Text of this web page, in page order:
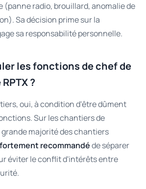
(panne radio, brouillard, anomalie de
Sa décision prime sur la
sa responsabilité personnelle.
les fonctions de chef de
?
oui, à condition d'être dûment
Sur les chantiers de
grande majorité des chantiers
fortement recommandéde séparer
éviter le conflit d'intérêts entre